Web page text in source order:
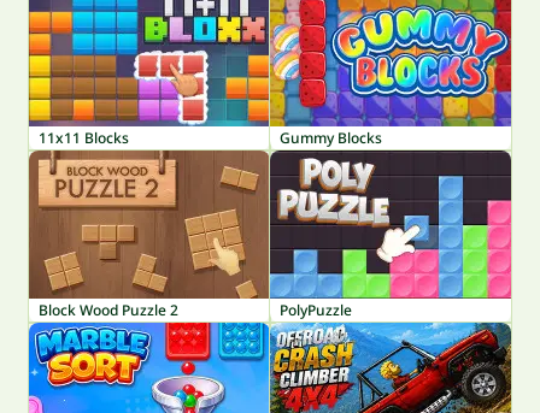
11x11 Blocks Gummy Blocks
Block Wood Puzzle 2 PolyPuzzle